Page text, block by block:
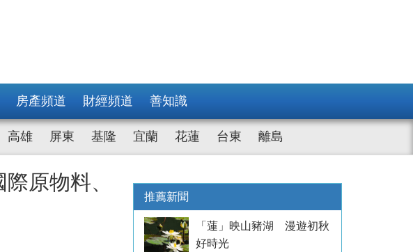
房產頻道 財經頻道 善知識
高雄 屏東 基隆 宜蘭 花蓮 台東 離島
原物料、
推薦新聞
「蓮」映山豬湖 漫遊初秋
好時光